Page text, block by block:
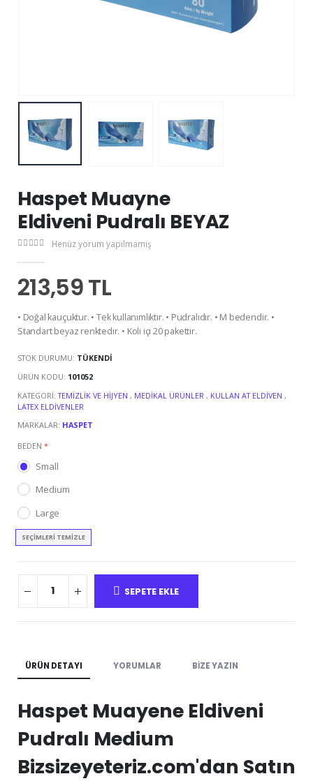
Haspet Muayne
Eldiveni Pudralı BEYAZ
Henüz yorum yapılmamış
213,59 TL
• Doğal kauçuktur. • Tek kullanımlıktır. • Pudralıdır. • M bedendir. •
Standart beyaz renktedir. • Koli içi 20 pakettir.
STOK DURUMU: TÜKENDI
ÜRÜN KODU: 101052
KATEGORI:TEMIZLIK VE HIJYEN , MEDIKAL ÜRÜNLER , KULLAN AT ELDIVEN ,
LATEX ELDIVENLER
MARKALAR: HASPET
BEDEN*
Small
Medium
Large
SEÇIMLERI TEMIZLE
SEPETE EKLE
ÜRÜN DETAYI YORUMLAR BIZE YAZIN
Haspet Muayene Eldiveni
Pudralı Medium
Bizsizeyeteriz.com'dan Satın